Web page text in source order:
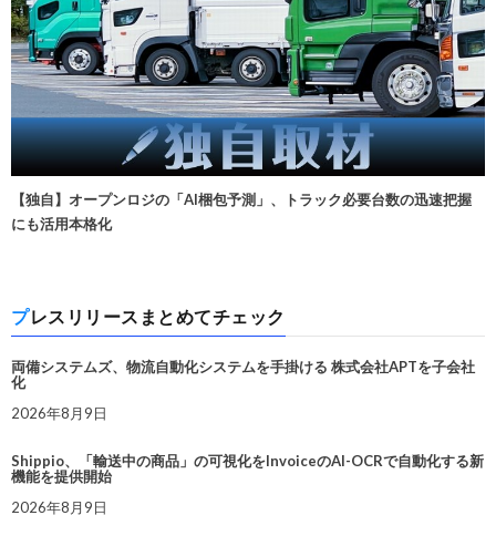
【独自】オープンロジの「AI梱包予測」、トラック必要台数の迅速把握
にも活用本格化
プレスリリースまとめてチェック
両備システムズ、物流自動化システムを手掛ける 株式会社APTを子会社
化
2026年8月9日
Shippio、「輸送中の商品」の可視化をInvoiceのAI-OCRで自動化する新
機能を提供開始
2026年8月9日